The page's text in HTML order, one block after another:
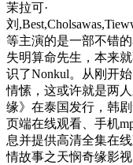
茉拉可·
刘
等主演的是一部不错
失明算命先生，本来
识了Nonkul。从刚开
情愫，这或许就是两
缘》在泰国发行，韩
页端在线观看、手机
息并提供高清全集在
情故事之天悯奇缘影